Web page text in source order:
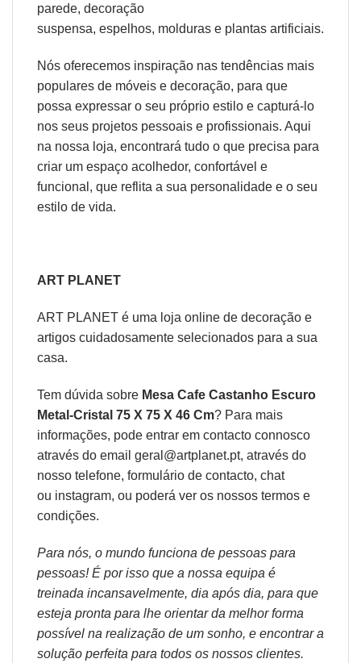
parede, decoração
suspensa, espelhos, molduras e plantas artificiais.
Nós oferecemos inspiração nas tendências mais
populares de móveis e decoração, para que
possa expressar o seu próprio estilo e capturá-lo
nos seus projetos pessoais e profissionais. Aqui
na nossa loja, encontrará tudo o que precisa para
criar um espaço acolhedor, confortável e
funcional, que reflita a sua personalidade e o seu
estilo de vida.
ART PLANET
ART PLANET é uma loja online de decoração e
artigos cuidadosamente selecionados para a sua
casa.
Tem dúvida sobre Mesa Cafe Castanho Escuro
Metal-Cristal 75 X 75 X 46 Cm? Para mais
informações, pode entrar em contacto connosco
através do email geral@artplanet.pt, através do
nosso telefone, formulário de contacto, chat
ou instagram, ou poderá ver os nossos termos e
condições.
Para nós, o mundo funciona de pessoas para
pessoas! É por isso que a nossa equipa é
treinada incansavelmente, dia após dia, para que
esteja pronta para lhe orientar da melhor forma
possível na realização de um sonho, e encontrar a
solução perfeita para todos os nossos clientes.